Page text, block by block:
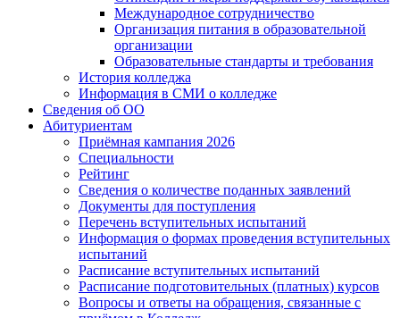
Международное сотрудничество
Организация питания в образовательной
организации
Образовательные стандарты и требования
История колледжа
Информация в СМИ о колледже
Сведения об ОО
Абитуриентам
Приёмная кампания 2026
Специальности
Рейтинг
Сведения о количестве поданных заявлений
Документы для поступления
Перечень вступительных испытаний
Информация о формах проведения вступительных
испытаний
Расписание вступительных испытаний
Расписание подготовительных (платных) курсов
Вопросы и ответы на обращения, связанные с